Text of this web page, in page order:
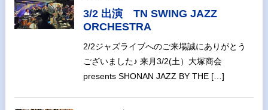
3/2 出演 TN SWING JAZZ
ORCHESTRA
2/2ジャズライブへのご来場誠にありがとう
ございました♪ 来月3/2(土）大塚商会
presents SHONAN JAZZ BY THE […]